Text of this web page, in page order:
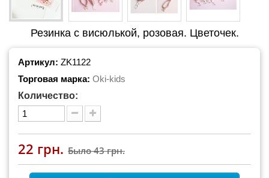
Резинка с висюлькой, розовая. Цветочек.
Артикул: ZK1122
Торговая марка: Oki-kids
Количество:
22 грн. Было43 грн.